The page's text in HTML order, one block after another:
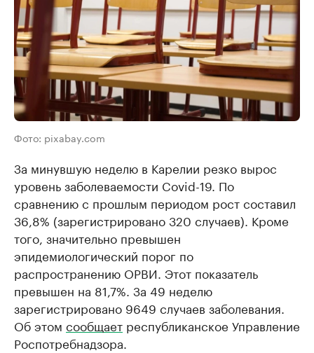
Фото: pixabay.com
За минувшую неделю в Карелии резко вырос
уровень заболеваемости Covid-19. По
сравнению с прошлым периодом рост составил
36,8% (зарегистрировано 320 случаев). Кроме
того, значительно превышен
эпидемиологический порог по
распространению ОРВИ. Этот показатель
превышен на 81,7%. За 49 неделю
зарегистрировано 9649 случаев заболевания.
Об этом сообщает республиканское Управление
Роспотребнадзора.